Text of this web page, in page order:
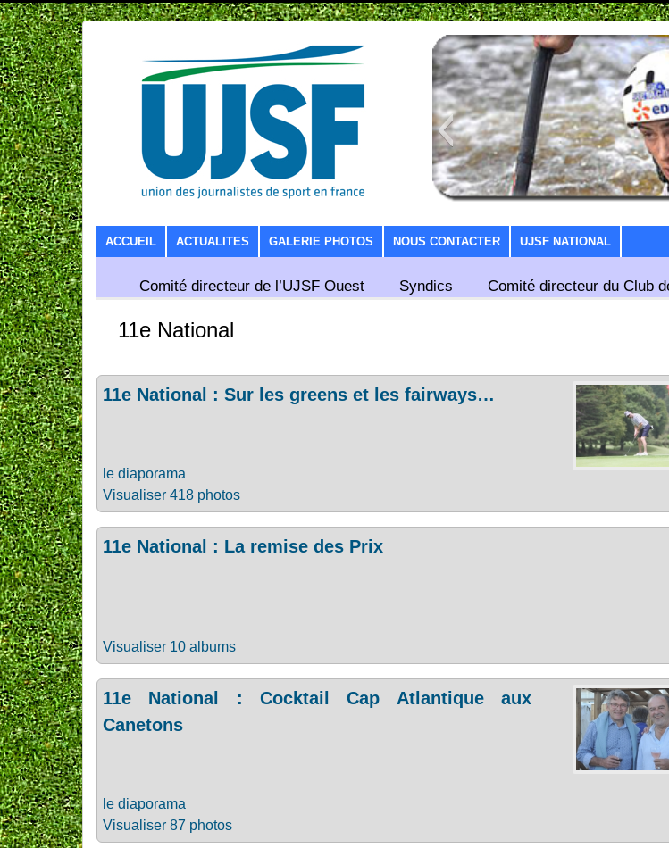
SKIP TO CONTENT
ACCUEIL ACTUALITES GALERIE PHOTOS NOUS CONTACTER UJSF NATIONAL
Comité directeur de l’UJSF Ouest Syndics Comité directeur du Club
11e National
11e National : Sur les greens et les fairways…
le diaporama
Visualiser 418 photos
11e National : La remise des Prix
Visualiser 10 albums
11e National : Cocktail Cap Atlantique aux
Canetons
le diaporama
Visualiser 87 photos